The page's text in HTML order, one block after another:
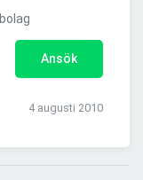
Ansök
4 augusti 2010